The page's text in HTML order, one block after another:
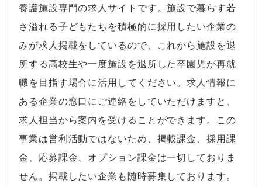
養護施設専門の求人サイトです。施設で暮らす若
さ溢れる子どもたちを積極的に採用したい企業の
みが求人掲載をしているので、これから施設を退
所する高校生や一度施設を退所した卒園児が再就
職を目指す場合に活用してください。求人情報に
ある企業の窓口にご連絡をしていただけますと、
求人担当から案内を受けることができます。この
事業は営利活動ではないため、掲載課金、採用課
金、応募課金、オプション課金は一切しておりま
せん。掲載したい企業も随時募集しております。